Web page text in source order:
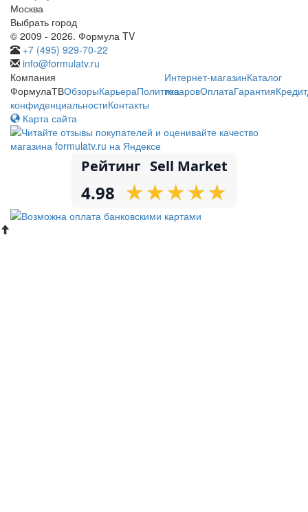
Москва
Выбрать город
© 2009 - 2026. Формула TV
+7 (495) 929-70-22
info@formulatv.ru
Компания
ФормулаТВОбзорыКарьераПолитика
конфиденциальностиКонтакты
Интернет-магазинКаталог
товаровОплатаГарантияКредит
Карта сайта
Рейтинг Sell Market
4.98 ★
★★
★★
★★
★★
★